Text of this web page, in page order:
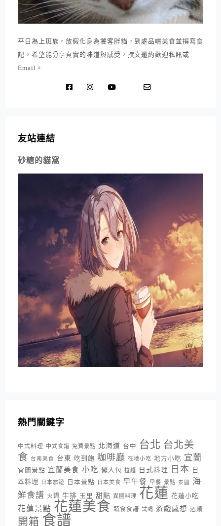
平日為上班族，放假化身為饕客胖貓，到處品嚐美食並撰寫食
記，希望能分享真實的味道與感受，撰文邀約歡迎私訊或
Email。
友站連結
砂糖的貓窩
熱門關鍵字
中式料理 中式食譜 免費景點 北海道 台中 台北 台北美
食 台南美食 台東 吃到飽 咖啡廳 在地小吃 地方小吃 宜蘭
宜蘭景點 宜蘭美食 小吃 懶人包 拉麵 日式料理 日本 日
本料理
日本旅遊 日本景點 日本美食 早午餐 早餐 景點 泰國
海
鮮食譜 火鍋 牛排 玉里 甜點 異國料理 花蓮 花蓮小吃
花蓮景點 花蓮美食 蔬食食譜 試喝 遊戲感想 酒類
開箱 食譜